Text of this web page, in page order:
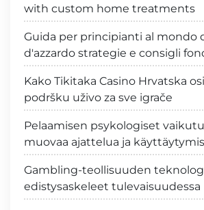
with custom home treatments
Guida per principianti al mondo
d'azzardo strategie e consigli
Kako Tikitaka Casino Hrvatska
podršku uživo za sve igrače
Pelaamisen psykologiset
muovaa ajattelua ja
Gambling-teollisuuden
edistysaskeleet tulevaisuudessa